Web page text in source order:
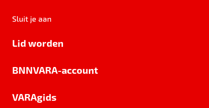
Sluit je aan
Lid worden
BNNVARA-account
VARAgids